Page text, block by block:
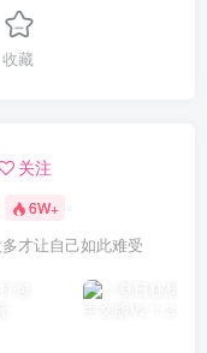
收藏
关注
6W+
才让自己如此难受